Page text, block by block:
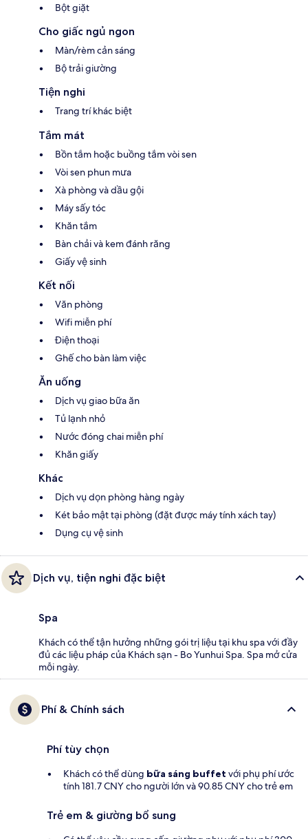
Bột giặt
Cho giấc ngủ ngon
Màn/rèm cản sáng
Bộ trải giường
Tiện nghi
Trang trí khác biệt
Tắm mát
Bồn tắm hoặc buồng tắm vòi sen
Vòi sen phun mưa
Xà phòng và dầu gội
Máy sấy tóc
Khăn tắm
Bàn chải và kem đánh răng
Giấy vệ sinh
Kết nối
Văn phòng
Wifi miễn phí
Điện thoại
Ghế cho bàn làm việc
Ăn uống
Dịch vụ giao bữa ăn
Tủ lạnh nhỏ
Nước đóng chai miễn phí
Khăn giấy
Khác
Dịch vụ dọn phòng hàng ngày
Két bảo mật tại phòng (đặt được máy tính xách tay)
Dụng cụ vệ sinh
Dịch vụ, tiện nghi đặc biệt
Spa
Khách có thể tận hưởng những gói trị liệu tại khu spa với đầy
đủ các liệu pháp của Khách sạn - Bo Yunhui Spa. Spa mở cửa
mỗi ngày.
Phí & Chính sách
Phí tùy chọn
Khách có thể dùng bữa sáng buffet với phụ phí ước
tính 181.7 CNY cho người lớn và 90.85 CNY cho trẻ em
Trẻ em & giường bổ sung